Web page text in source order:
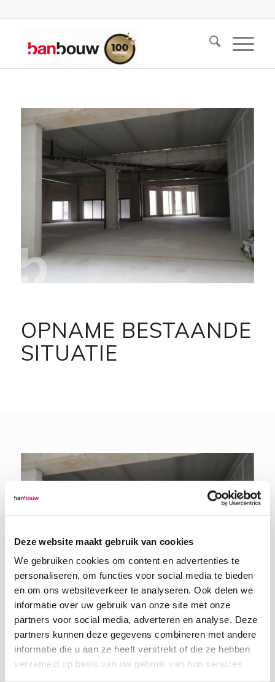
Deze website maakt gebruik van cookies
We gebruiken cookies om content en advertenties te
personaliseren, om functies voor social media te bieden
en om ons websiteverkeer te analyseren. Ook delen we
informatie over uw gebruik van onze site met onze
partners voor social media, adverteren en analyse. Deze
partners kunnen deze gegevens combineren met andere
informatie die u aan ze heeft verstrekt of die ze hebben
verzameld op basis van uw gebruik van hun services.
OPNAME BESTAANDE
SITUATIE
19 maart 2019